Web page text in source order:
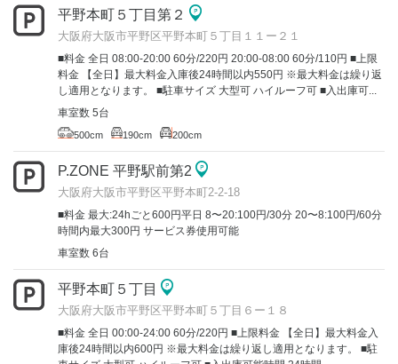
平野本町５丁目第２
大阪府大阪市平野区平野本町５丁目１１ー２１
■料金 全日 08:00-20:00 60分/220円 20:00-08:00 60分/110円 ■上限
料金 【全日】最大料金入庫後24時間以内550円 ※最大料金は繰り返
し適用となります。 ■駐車サイズ 大型可 ハイルーフ可 ■入出庫可...
車室数 5台
500cm 190cm 200cm
P.ZONE 平野駅前第2
大阪府大阪市平野区平野本町2-2-18
■料金 最大:24hごと600円平日 8〜20:100円/30分 20〜8:100円/60分
時間内最大300円 サービス券使用可能
車室数 6台
平野本町５丁目
大阪府大阪市平野区平野本町５丁目６ー１８
■料金 全日 00:00-24:00 60分/220円 ■上限料金 【全日】最大料金入
庫後24時間以内600円 ※最大料金は繰り返し適用となります。 ■駐